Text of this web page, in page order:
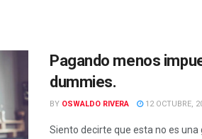
Pagando menos
dummies.
BY OSWALDO RIVERA 12 OCTUBRE,
Siento decirte que esta no es una